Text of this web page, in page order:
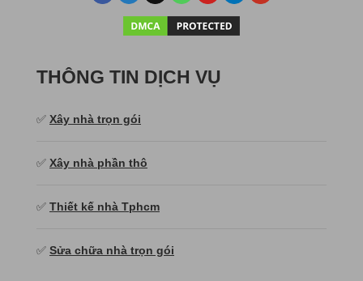
THÔNG TIN DỊCH VỤ
✅ Xây nhà trọn gói
✅ Xây nhà phần thô
✅ Thiết kế nhà Tphcm
✅ Sửa chữa nhà trọn gói